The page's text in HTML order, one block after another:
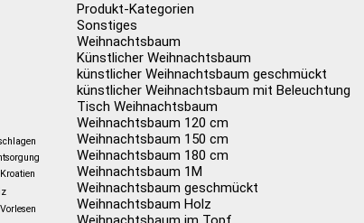
Kroatien
Vorlesen
Produkt-Kategorien
Sonstiges
Weihnachtsbaum
Künstlicher Weihnachtsbaum
künstlicher Weihnachtsbaum geschmückt
künstlicher Weihnachtsbaum mit Beleuchtung
Tisch Weihnachtsbaum
Weihnachtsbaum 120 cm
Weihnachtsbaum 150 cm
Weihnachtsbaum 180 cm
Weihnachtsbaum 1M
Weihnachtsbaum geschmückt
Weihnachtsbaum Holz